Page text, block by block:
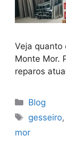
Veja quanto
Monte Mor.
reparos
Blog
gesseiro,
mor